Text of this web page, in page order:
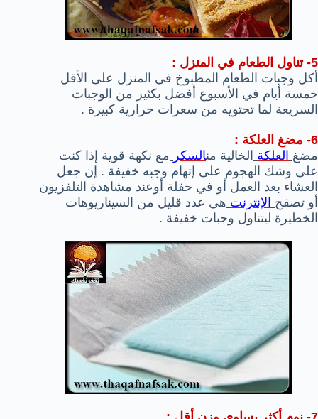
5- تناول الطعام في المنزل :
أكل وجبات الطعام المطبوخ في المنزل على الأقل
خمسة أيام في الأسبوع أفضل بكثير من الوجبات
السريعة لما تحتويه من سعرات حرارية كبيرة .
6- مضغ العلكة :
مضغ العلكة الخالية منالسكر مع نكهة قوية إذا كنت
على وشك الهجوم على إتهام وجبه خفيفة . إن جعل
العشاء بعد العمل أو في حفلة أوعند مشاهدة التلفزيون
أو تصفح الإنترنت هي عدد قليل من السيناريوهات
الخطيرة ليتناول وجبات خفيفة .